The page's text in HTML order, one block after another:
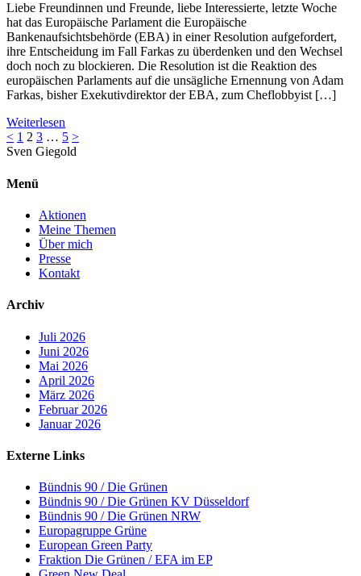
Liebe Freundinnen und Freunde, liebe Interessierte, letzte Woche
hat das Europäische Parlament die Europäische
Bankenaufsichtsbehörde (EBA) in einer Resolution aufgefordert,
ihre Entscheidung im Fall Farkas zu überdenken und den Wechsel
doch noch zu blockieren. Die Resolution ist die Reaktion des
europäischen Parlaments auf die unsägliche Ernennung von Adam
Farkas, bisher Exekutivdirektor der EBA, zum Cheflobbyist […]
Weiterlesen
< 1 2 3 … 5 >
Sven Giegold
Menü
Aktionen
Meine Themen
Über mich
Presse
Kontakt
Archiv
Juli 2026
Juni 2026
Mai 2026
April 2026
März 2026
Februar 2026
Januar 2026
Externe Links
Bündnis 90 / Die Grünen
Bündnis 90 / Die Grünen KV Düsseldorf
Bündnis 90 / Die Grünen NRW
Europagruppe Grüne
European Green Party
Fraktion Die Grünen / EFA im EP